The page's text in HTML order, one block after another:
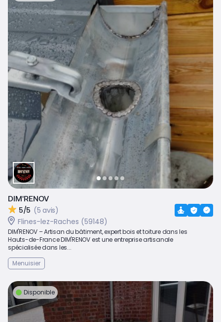
DIM'RENOV
5/5 (5 avis)
Flines-lez-Raches (59148)
DIM'RENOV – Artisan du bâtiment, expert bois et toiture dans les
Hauts-de-France DIM'RENOV est une entreprise artisanale
spécialisée dans les...
Menuisier
Disponible